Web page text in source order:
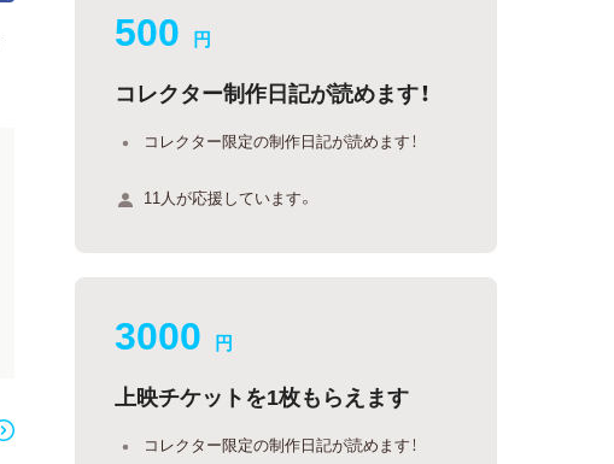
500 円
コレクター制作日記が読めます！
コレクター限定の制作日記が読めます！
11人が応援しています。
3000 円
上映チケットを1枚もらえます
コレクター限定の制作日記が読めます！